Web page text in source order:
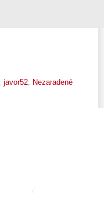
javor52 Nezaradené